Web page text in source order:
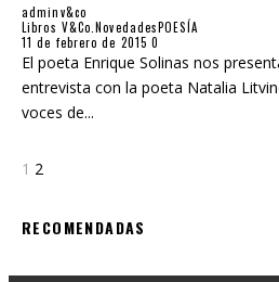
adminv&co
Libros V&Co.NovedadesPOESÍA
11 de febrero de 2015 0
El poeta Enrique Solinas nos
entrevista con la poeta Natalia
voces de...
1 2
RECOMENDADAS